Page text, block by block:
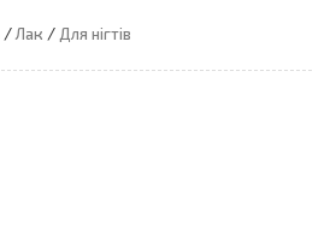
/Лак / Для нігтів